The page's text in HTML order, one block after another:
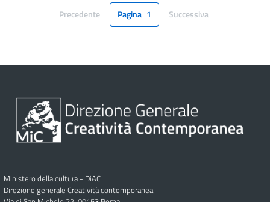
Pagina
Precedente Pagina 1 Pagina
Successiva
Ministero della cultura - DiAC
Direzione generale Creatività contemporanea